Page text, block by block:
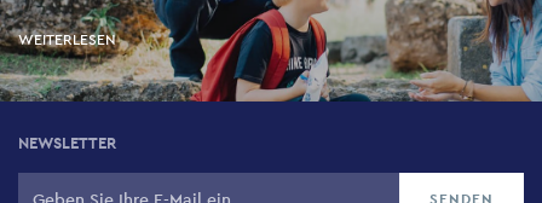
WEITERLESEN
NEWSLETTER